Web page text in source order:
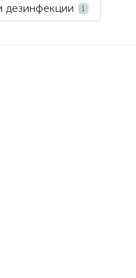
дезинфекции 1